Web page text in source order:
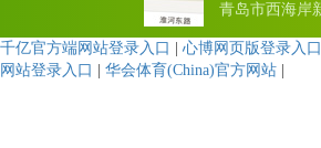
青岛市西海岸
千亿官方端网站登录入口 心博网页版登录入口
网站登录入口
华会体育(China)官方网站